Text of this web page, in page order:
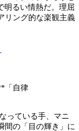
明るい情熱だ。理屈
リング的な楽観主義
「自律
っている手、マニ
間の「目の輝き」に